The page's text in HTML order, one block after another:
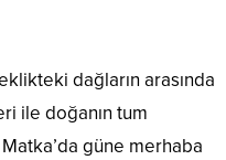
dağların arasında
ile doğanın tum
güne merhaba